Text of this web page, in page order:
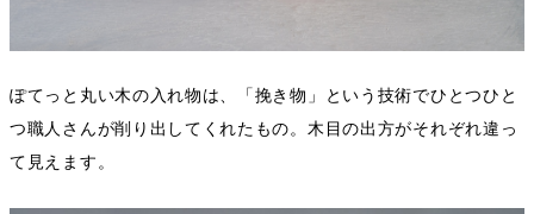
ぽてっと丸い木の入れ物は、「挽き物」という技術でひとつひと
つ職人さんが削り出してくれたもの。木目の出方がそれぞれ違っ
て見えます。